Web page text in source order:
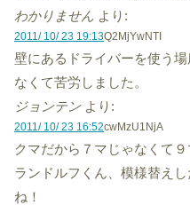
わかりません より:
2011/ 10/ 23 19:13Q2MjYwNTI
壁にあるドライバーを使う
なくて苦労しました。
ジョンテン より:
2011/ 10/ 23 16:52cwMzU1NjA
クマだから７マじゃなくて９
ランドルフくん、模様替え
ね！